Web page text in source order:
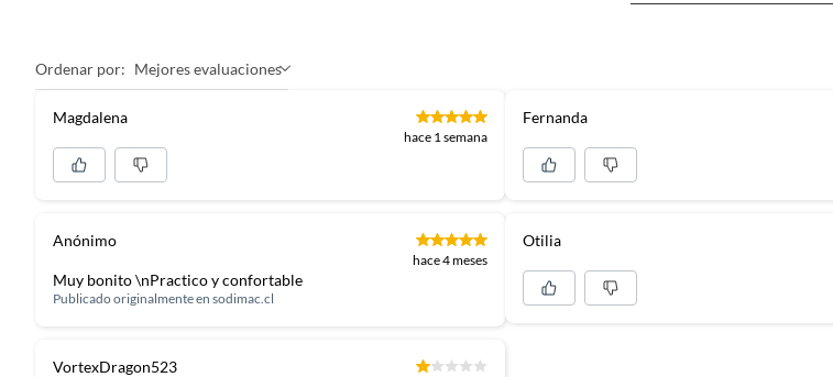
Ordenar por: Mejores evaluaciones
Magdalena
hace 1 semana
Anónimo
hace 4 meses
Muy bonito \nPractico y confortable
Publicado originalmente en sodimac.cl
VortexDragon523
Fernanda
Otilia